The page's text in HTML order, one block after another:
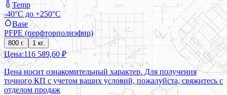
Temp
-40°C до +250°C
Base
PFPE (перфторполиэфир)
800 г. 1 кг.
Цена:116 589,60 ₽
Цена носит ознакомительный характер. Для получения
точного КП с учетом ваших условий, пожалуйста, свяжитесь с
отделом продаж